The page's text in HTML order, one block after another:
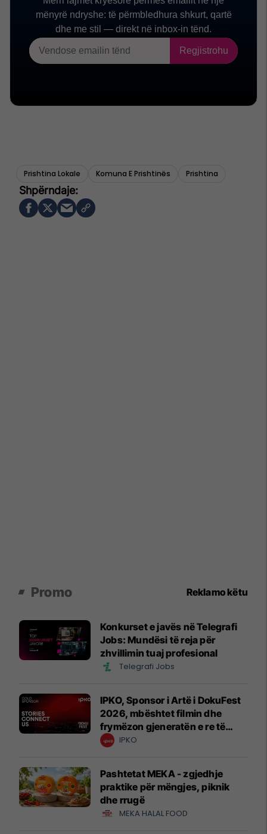
Prishtina Lokale Komuna E Prishtinës Prishtina
Promo Reklamo këtu
Konkurset e javës në Telegrafi
Jobs: Mundësi të reja për
zhvillimin tuaj profesional
Telegrafi Jobs
IPKO, Sponsor i Artë i DokuFest
2026, mbështet filmin dhe
frymëzon gjeneratën e re të
krijuesve
IPKO
Pashtetat MEKA - zgjedhje
praktike për mëngjes, piknik
dhe rrugë
MEKA HALAL FOOD